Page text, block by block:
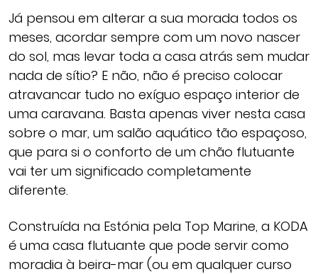
Já pensou em alterar a sua morada todos os
meses, acordar sempre com um novo nascer
do sol, mas levar toda a casa atrás sem mudar
nada de sítio? E não, não é preciso colocar
atravancar tudo no exíguo espaço interior de
uma caravana. Basta apenas viver nesta casa
sobre o mar, um salão aquático tão espaçoso,
que para si o conforto de um chão flutuante
vai ter um significado completamente
diferente.
Construída na Estónia pela Top Marine, a KODA
é uma casa flutuante que pode servir como
moradia à beira-mar (ou em qualquer curso